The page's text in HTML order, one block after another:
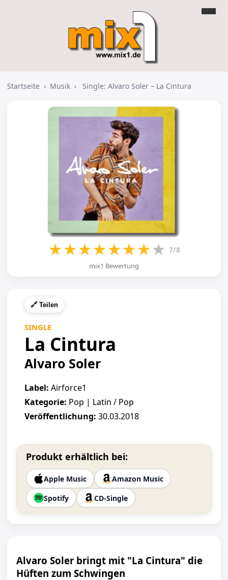
Startseite › Musik › Single: Alvaro Soler – La Cintura
★★★★★★★★ 7/8
mix1 Bewertung
🔗 Teilen
SINGLE
La Cintura
Alvaro Soler
Label: Airforce1
Kategorie: Pop | Latin / Pop
Veröffentlichung: 30.03.2018
Produkt erhältlich bei:
Apple Music
Amazon Music
Spotify
CD-Single
Alvaro Soler bringt mit "La Cintura" die
Hüften zum Schwingen